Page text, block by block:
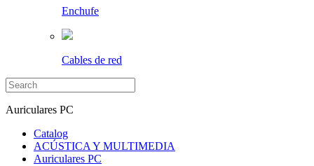
Enchufe
Cables de red
Auriculares PC
Catalog
ACÚSTICA Y MULTIMEDIA
Auriculares PC